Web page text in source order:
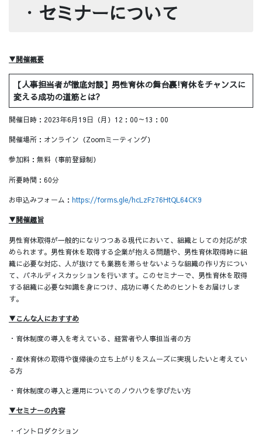
・ セミナーについて
▼開催概要
【人事担当者が徹底対談】男性育休の舞台裏!育休をチャンスに
変える成功の道筋とは?
開催日時：2023年6月19日（月）12：00～13：00
開催場所：オンライン（Zoomミーティング）
参加料：無料（事前登録制）
所要時間：60分
お申込みフォーム： https://forms.gle/hcLzFz76HtQL64CK9
▼開催趣旨
男性育休取得が一般的になりつつある現代において、組織としての対応が求
められます。男性育休を取得する企業が抱える問題や、男性育休取得時に組
織に必要な対応、人が抜けても業務を滞らせないような組織の作り方につい
て、パネルディスカッションを行います。このセミナーで、男性育休を取得
する組織に必要な知識を身につけ、成功に導くためのヒントをお届けしま
す。
▼こんな人におすすめ
・育休制度の導入を考えている、経営者や人事担当者の方
・産休育休の取得や復帰後の立ち上がりをスムーズに実現したいと考えてい
る方
・育休制度の導入と運用についてのノウハウを学びたい方
▼セミナーの内容
・イントロダクション